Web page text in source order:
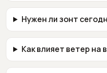
Нужен ли зонт
Как влияет ветер на